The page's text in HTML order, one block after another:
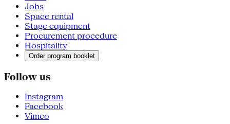
Jobs
Space rental
Stage equipment
Procurement procedure
Hospitality
Order program booklet
Follow us
Instagram
Facebook
Vimeo